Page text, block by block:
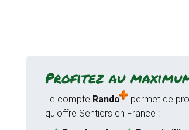
Profitez au
Le compte Rando
permet de
qu'offre Sentiers en France :